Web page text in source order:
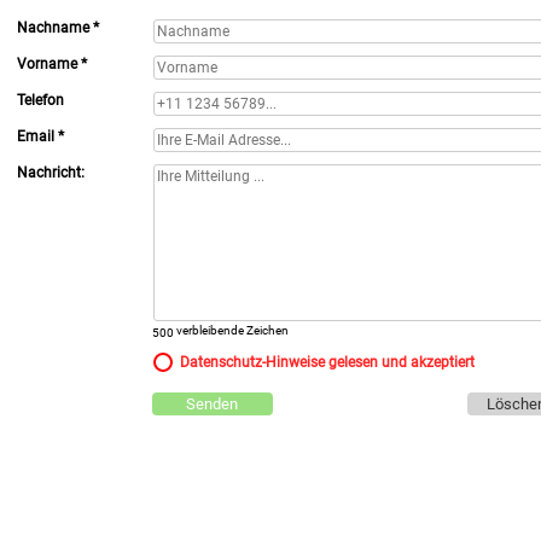
Nachname *
Vorname *
Telefon
Email *
Nachricht:
verbleibende Zeichen
Datenschutz-Hinweise gelesen und akzeptiert
Senden